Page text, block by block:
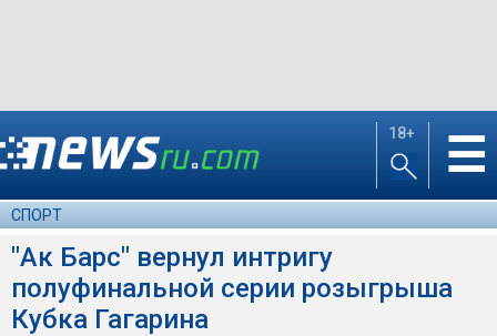
18+ ☰
СПОРТ
"Ак Барс" вернул интригу
полуфинальной серии розыгрыша
Кубка Гагарина